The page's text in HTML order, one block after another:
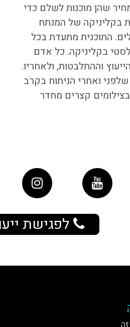
שהן מוכנות לשלם כדי
בקליניקה של המנתח
התוכנית מתעדת בכל
פלסטי בקליניקה. כל אדם
וההתלבטות, ולאחריו.
ואחרי הניתוח בקרב
קצרים מחדר
לפגישת